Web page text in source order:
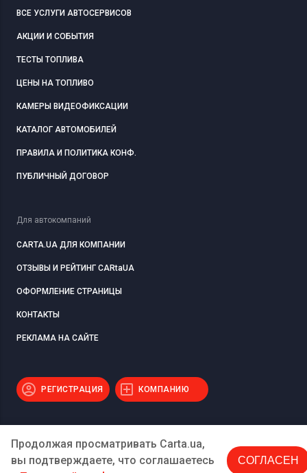
Продолжая просматривать Carta.ua,
вы подтверждаете, что соглашаетесь
СОГЛАСЕН
ВСЕ УСЛУГИ АВТОСЕРВИСОВ
АКЦИИ И СОБЫТИЯ
ТЕСТЫ ТОПЛИВА
ЦЕНЫ НА ТОПЛИВО
КАМЕРЫ ВИДЕОФИКСАЦИИ
КАТАЛОГ АВТОМОБИЛЕЙ
ПРАВИЛА И ПОЛИТИКА КОНФ.
ПУБЛИЧНЫЙ ДОГОВОР
Для автокомпаний
CARTA.UA ДЛЯ КОМПАНИИ
ОТЗЫВЫ И РЕЙТИНГ CARtaUA
ОФОРМЛЕНИЕ СТРАНИЦЫ
КОНТАКТЫ
РЕКЛАМА НА САЙТЕ
РЕГИСТРАЦИЯ КОМПАНИЮ